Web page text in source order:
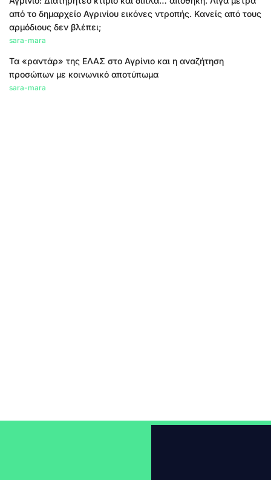
από το δημαρχείο Αγρινίου εικόνες ντροπής. Κανείς από τους
αρμόδιους δεν βλέπει;
sara-mara
Τα «ραντάρ» της ΕΛΑΣ στο Αγρίνιο και η αναζήτηση
προσώπων με κοινωνικό αποτύπωμα
sara-mara